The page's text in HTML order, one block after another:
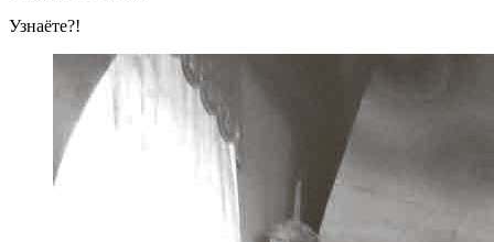
Узнаёте?!